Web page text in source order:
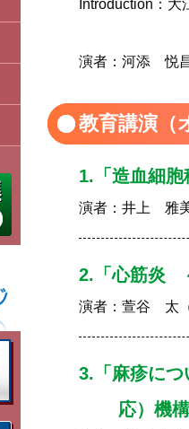
Introduction： 大
演者：河添 悦
教育講演（
1.「造血細
演者： 井上 雅
2.「心筋炎
演者： 萱谷 太
3.「麻疹に
応）機